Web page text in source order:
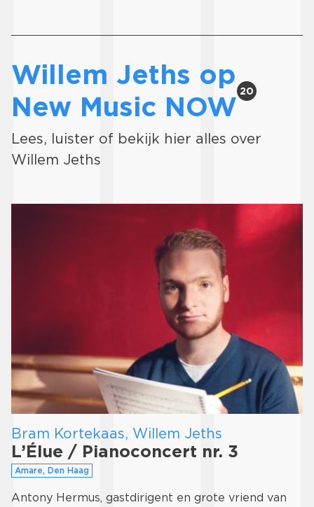
Willem Jeths op
New Music NOW20
Lees, luister of bekijk hier alles over
Willem Jeths
Bram Kortekaas, Willem Jeths
L’Élue / Pianoconcert nr. 3
Amare, Den Haag
Antony Hermus, gastdirigent en grote vriend van